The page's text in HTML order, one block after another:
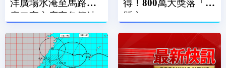
洋廣場水淹至馬路、
廟口夜市店家急築沙
得！800萬大獎落「這
縣市」